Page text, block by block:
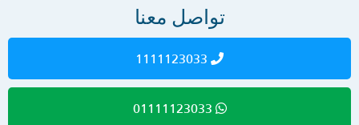
تواصل معنا
1111123033
01111123033